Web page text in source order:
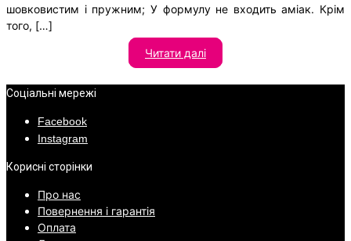
шовковистим і пружним; У формулу не входить аміак. Крім
того, […]
Читати далі
Соціальні мережі
Facebook
Instagram
Корисні сторінки
Про нас
Повернення і гарантія
Оплата